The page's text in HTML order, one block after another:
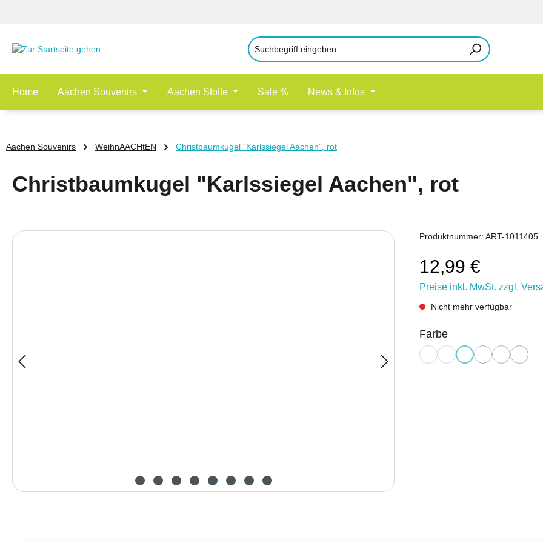
Home Aachen Souvenirs Aachen Stoffe Sale % News & Infos
Aachen Souvenirs WeihnAACHtEN Christbaumkugel "Karlssiegel Aachen", rot
Christbaumkugel "Karlssiegel Aachen", rot
Bildergalerie überspringen Produktnummer: ART-1011405
12,99 €
Preise inkl. MwSt. zzgl.
Nicht mehr verfügbar
Farbeauswählen
silberschwarz
rot
(Diese Option ist
blau
(Diese Option
petrol
(Dieseberry